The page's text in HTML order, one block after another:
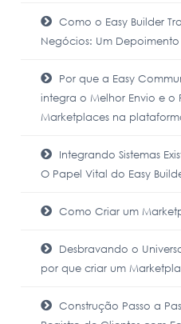
Como o Easy Builder
Negócios: Um Depoimento
Por que a Easy
integra o Melhor Envio e o
Marketplaces na
Integrando Sistemas
O Papel Vital do Easy
Como Criar um
Desbravando o
por que criar um
Construção Passo a